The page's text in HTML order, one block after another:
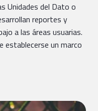
Unidades del Dato o
reportes y
a las áreas usuarias.
establecerse un marco